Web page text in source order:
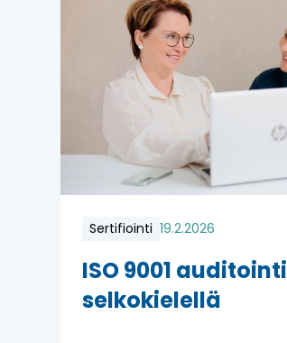
Sertifiointi 19.2.2026
ISO 9001 auditointi
selkokielellä